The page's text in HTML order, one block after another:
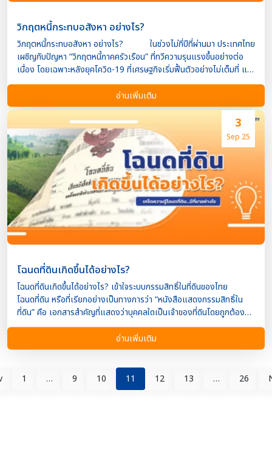
วิกฤตหนี้กระทบอสังหา อย่างไร?
วิกฤตหนี้กระทบอสังหา อย่างไร? ในช่วงไม่กี่ปีที่ผ่านมา ประเทศไทย
เผชิญกับปัญหา “วิกฤตหนี้ภาคครัวเรือน” ที่ทวีความรุนแรงขึ้นอย่างต่อ
เนื่อง โดยเฉพาะหลังยุคโควิด-19 ที่เศรษฐกิจเริ่มฟื้นตัวอย่างไม่เต็มที่ แต่
ภาระหนี้สินของประชาชนกลับเพิ่มขึ้นสวนทาง ส่งผลให้เกิดคำถามว่า…
“ปัญหาหนี้สินล้นพ้นตัว ส่งผลกระทบอย่างไรกับตลาดอสังหาริมทรัพย์?”
บทความนี้จะพาไปวิเคราะห์แบบเจาะลึกว่า วิกฤตหนี้ส่งผลถึงใคร
อย่างไรบ้างในแวดวงอสังหาฯ ทั้งฝั่งผู้ซื้อ ผู้ขาย และนักลงทุน หนี้ครัว
เรือนพุ่ง ส่งผลต่อ “กำลังซื้อ” โดยตรง หนึ่งในผลกระทบที่ชัดเจน
ที่สุดคือ กำลังซื้อของผู้บริโภคลดลง เพราะต้องนำรายได้ส่วนใหญ่ไปใช้หนี้
ไม่เหลือพอสำหรับการซื้อบ้านหรือคอนโดใหม่ ส่งผลให้: ยอดจองโครงการ
ใหม่ลดลง ผู้กู้ขอสินเชื่อไม่ผ่าน เพราะมี ภาระหนี้ต่อรายได้ (Debt-to-
Income Ratio) สูงเกินเกณฑ์ที่ธนาคารกำหนด ความสามารถในการผ่อน
ระยะยาวลดลง สินเชื่อที่อยู่อาศัย “ตึงตัว” จากมาตรการคุมเข้มของ
ธนาคาร เมื่อหนี้ครัวเรือนเพิ่ม ธนาคารแห่งประเทศไทย (ธปท.)
และสถาบันการเงินต้องระวังการปล่อยสินเชื่อให้มากขึ้น […]
อ่านเพิ่มเติม
3
Sep 25
โฉนดที่ดินเกิดขึ้นได้อย่างไร?
โฉนดที่ดินเกิดขึ้นได้อย่างไร? เข้าใจระบบกรรมสิทธิ์ในที่ดินของไทย
โฉนดที่ดิน หรือที่เรียกอย่างเป็นทางการว่า “หนังสือแสดงกรรมสิทธิ์ใน
ที่ดิน” คือ เอกสารสำคัญที่แสดงว่าบุคคลใดเป็นเจ้าของที่ดินโดยถูกต้อง
ตามกฎหมาย มีสถานะเป็น “ทรัพย์สิน” ที่สามารถโอน ขาย หรือใช้เป็นหลัก
ประกันได้ คำถามสำคัญคือ “โฉนดที่ดินเกิดขึ้นได้อย่างไร?”
บทความนี้ Property4Cash เงินด่วนอสังหา จะพาคุณไปรู้จักขั้นตอนและ
คือ เอกสารสิทธิ์สูงสุด ในระบบกฎหมายไทย ออกโดย กรมที่ดิน จะมีระบุ
เลขที่โฉนด, ขนาดพื้นที่, ชื่อเจ้าของกรรมสิทธิ์, สภาพที่ดิน และการครอบ
อ่านเพิ่มเติม
1 … 9 10 11 12 13 … 26